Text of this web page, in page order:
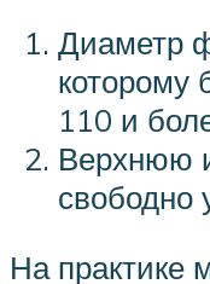
Диаметр
которому
110 и
Верхнюю
свободно
На практике